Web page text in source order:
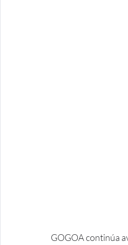
GOGOA continúa